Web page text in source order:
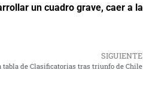
un cuadro grave, caer a la
SIGUIENTE
tabla de Clasificatorias tras triunfo de Chile